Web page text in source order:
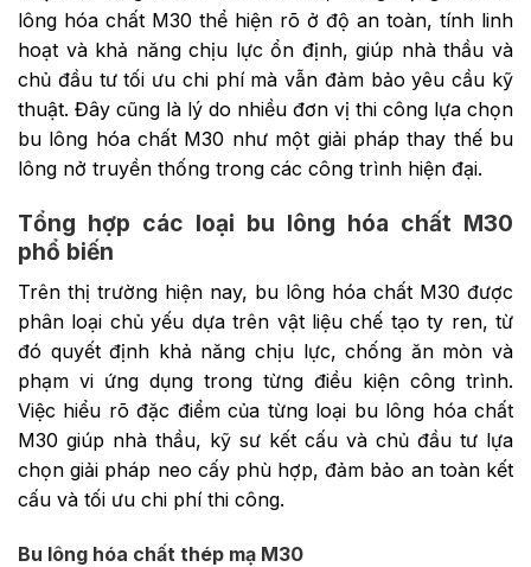
lông hóa chất M30 thể hiện rõ ở độ an toàn, tính linh
hoạt và khả năng chịu lực ổn định, giúp nhà thầu và
chủ đầu tư tối ưu chi phí mà vẫn đảm bảo yêu cầu kỹ
thuật. Đây cũng là lý do nhiều đơn vị thi công lựa chọn
bu lông hóa chất M30 như một giải pháp thay thế bu
lông nở truyền thống trong các công trình hiện đại.
Tổng hợp các loại bu lông hóa chất M30
phổ biến
Trên thị trường hiện nay, bu lông hóa chất M30 được
phân loại chủ yếu dựa trên vật liệu chế tạo ty ren, từ
đó quyết định khả năng chịu lực, chống ăn mòn và
phạm vi ứng dụng trong từng điều kiện công trình.
Việc hiểu rõ đặc điểm của từng loại bu lông hóa chất
M30 giúp nhà thầu, kỹ sư kết cấu và chủ đầu tư lựa
chọn giải pháp neo cấy phù hợp, đảm bảo an toàn kết
cấu và tối ưu chi phí thi công.
Bu lông hóa chất thép mạ M30